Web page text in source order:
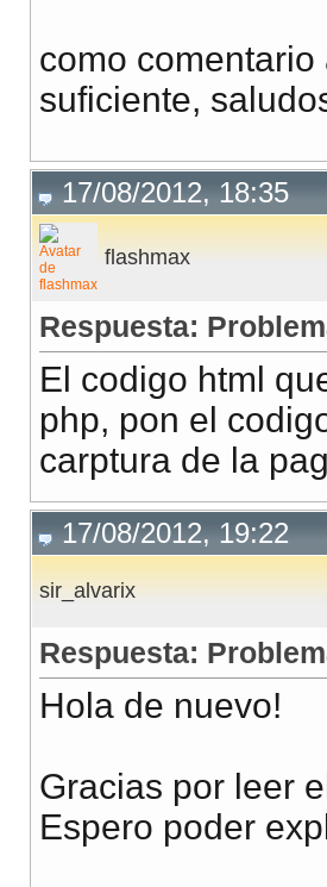
como
suficiente,
17/08/2012, 18:35
flashmax
Respuesta:
El codigo html
php, pon el
carptura de la
17/08/2012, 19:22
sir_alvarix
Respuesta:
Hola de nuevo!
Gracias por leer
Espero poder